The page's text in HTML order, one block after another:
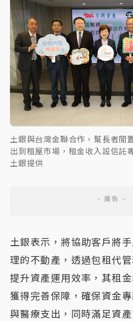
土銀與台灣金聯合作，幫長者閒
出到租屋市場，租金收入設信託
土銀提供
土銀表示，將協助客戶將
理的不動產，透過包租代
提升資產運用效率，其租
獲得完善保障，確保資金
與醫療支出，同時滿足資